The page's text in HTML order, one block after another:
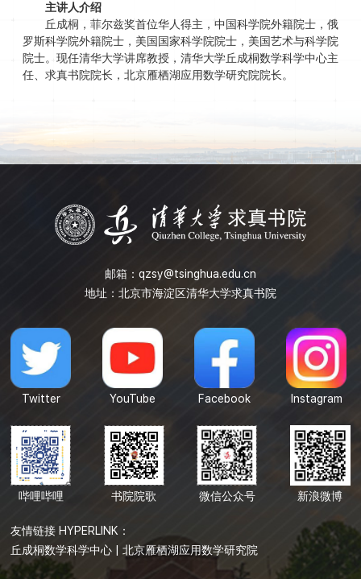
主讲人介绍
丘成桐，菲尔兹奖首位华人得主，中国科学院外籍院士，俄
罗斯科学院外籍院士，美国国家科学院院士，美国艺术与科学院
院士。现任清华大学讲席教授，清华大学丘成桐数学科学中心主
任、求真书院院长，北京雁栖湖应用数学研究院院长。
邮箱： qzsy@tsinghua.edu.cn
地址：北京市海淀区清华大学求真书院
Twitter YouTube Facebook Instagram
哔哩哔哩 书院院歌 微信公众号 新浪微博
友情链接 HYPERLINK：
丘成桐数学科学中心 |北京雁栖湖应用数学研究院